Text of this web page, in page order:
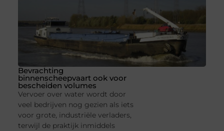
Bevrachting
binnenscheepvaart ook voor
bescheiden volumes
Vervoer over water wordt door
veel bedrijven nog gezien als iets
voor grote, industriële verladers,
terwijl de praktijk inmiddels